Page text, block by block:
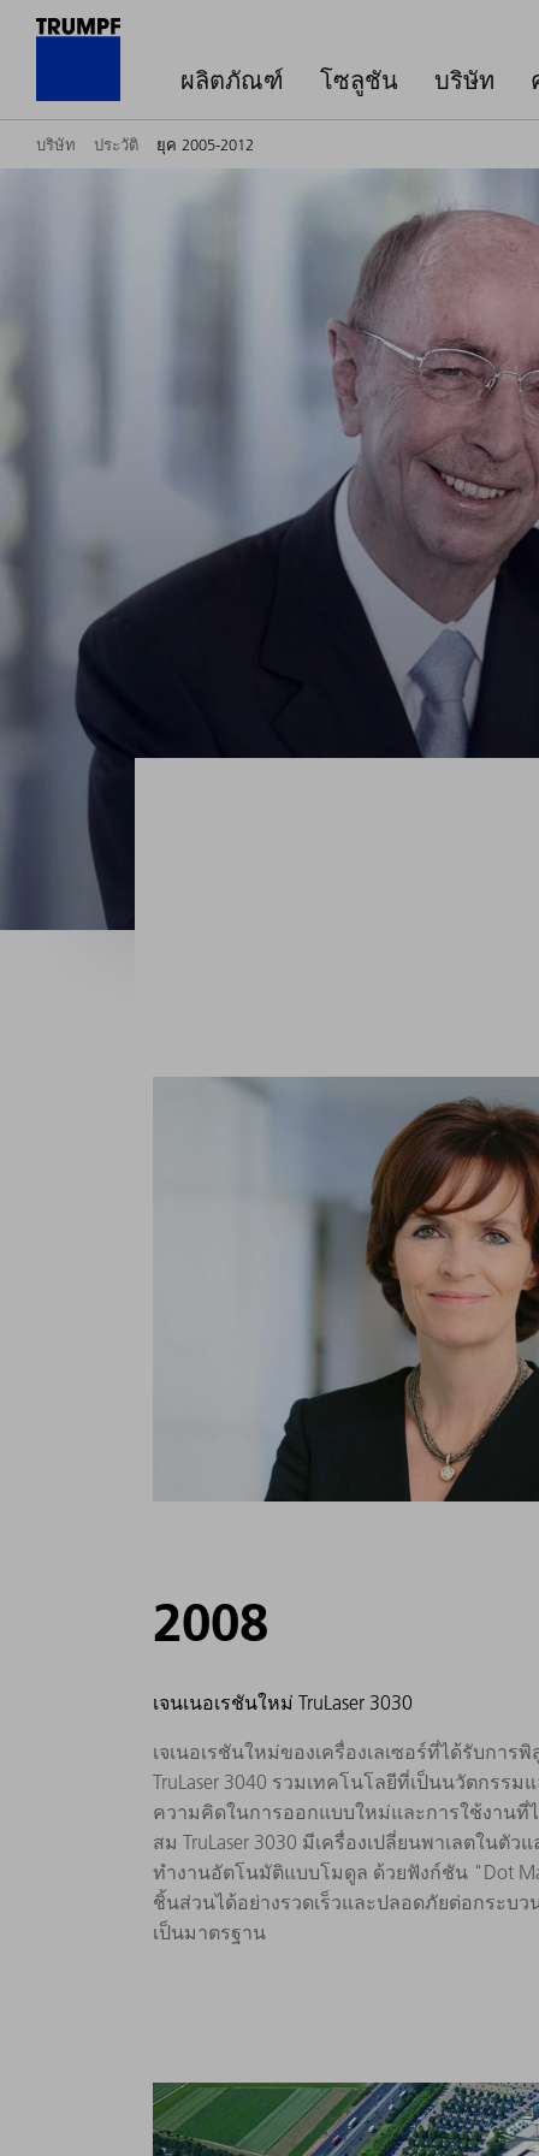
ผลิตภัณฑ์ โซลูชัน บริษัท
บริษัท ประวัติ ยุค 2005-2012
2008
เจนเนอเรชันใหม่ TruLaser 3030
เจเนอเรชันใหม่ของเครื่องเลเซอร์ที่ได้รับการพิ
TruLaser 3040 รวมเทคโนโลยีที่เป็นนวัตกรรม
ความคิดในการออกแบบใหม่และการใช้งานที่
สม TruLaser 3030 มีเครื่องเปลี่ยนพาเลตในตั
ทำงานอัตโนมัติแบบโมดูล ด้วยฟังก์ชัน "Dot
ชิ้นส่วนได้อย่างรวดเร็วและปลอดภัยต่อกระบ
เป็นมาตรฐาน